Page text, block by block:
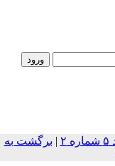
| برگشت به